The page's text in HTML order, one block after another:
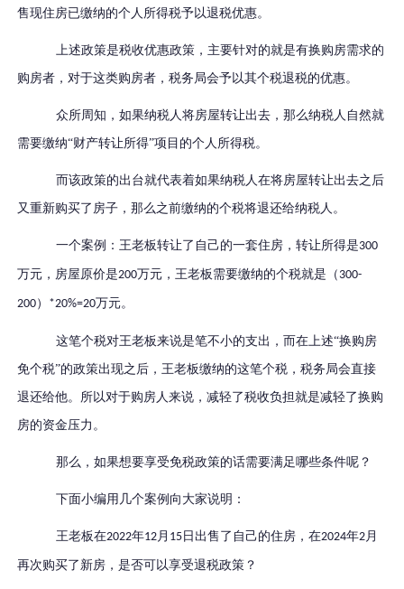
售现住房已缴纳的个人所得税予以退税优惠。
上述政策是税收优惠政策，主要针对的就是有换购房需求的
购房者 ，对于这类购房者，税务局会予以其个税退税的优惠。
众所周知，如果纳税人将房屋转让出去，那么纳税人自然就
需要缴纳“财产转让所得”项目的个人所得税。
而该政策的出台就代表着如果纳税人在将房屋转让出去之后
又重新购买了房子，那么之前缴纳的个税将退还给纳税人。
一个案例：王老板转让了自己的一套住房，转让所得是300
万元，房屋原价是200万元，王老板需要缴纳的个税就是（ 300-
200） *20%=20万元。
这笔个税对王老板来说是笔不小的支出，而在上述“换购房
免个税”的政策出现之后，王老板缴纳的这笔个税，税务局会直接
退还给他。 所以对于购房人来说，减轻了税收负担就是减轻了换购
房的资金压力。
那么，如果想要享受免税政策的话需要满足哪些条件呢？
下面小编用几个案例向大家说明：
王老板在2022年12月 15 日出售了自己的住房，在2024年2月
再次购买了新房，是否可以享受退税政策？